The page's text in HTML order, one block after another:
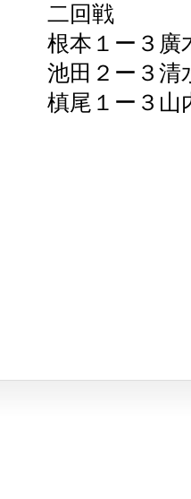
二回戦
根本１ー３廣
池田２ー３清
槙尾１ー３山